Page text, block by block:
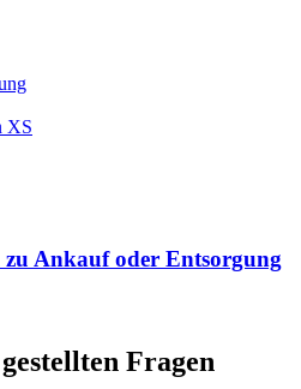
XS
zu Ankauf oder Entsorgung
Fragen